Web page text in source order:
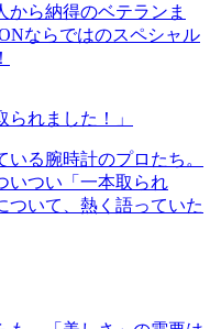
から納得のベテランま
ならではのスペシャル
れました！」
る腕時計のプロたち。
いつい「一本取られ
ついて、熱く語っていた